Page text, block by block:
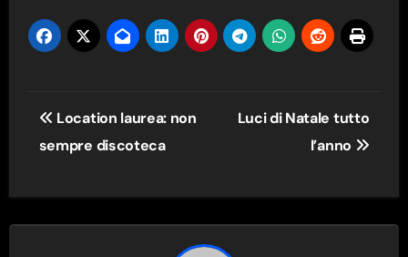
Navigazione
articoli
Location laurea: non
sempre discoteca
Luci di Natale tutto
l’anno